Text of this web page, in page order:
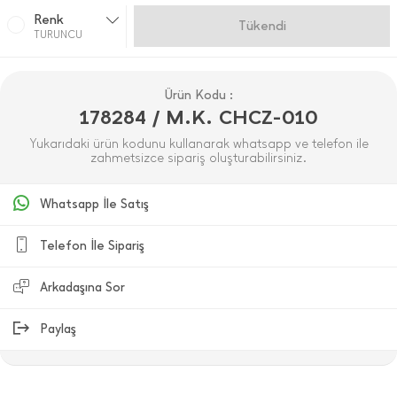
Renk
TURUNCU
Gelince Haber Ver
Ürün Kodu :
178284 / M.K. CHCZ-010
Yukarıdaki ürün kodunu kullanarak whatsapp ve telefon ile
zahmetsizce sipariş oluşturabilirsiniz.
Whatsapp İle Satış
Telefon İle Sipariş
Arkadaşına Sor
Paylaş